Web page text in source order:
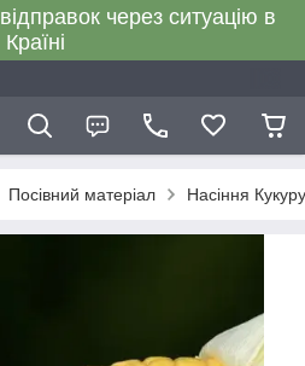
через ситуацію в
Країні
Посівний матеріал Насіння